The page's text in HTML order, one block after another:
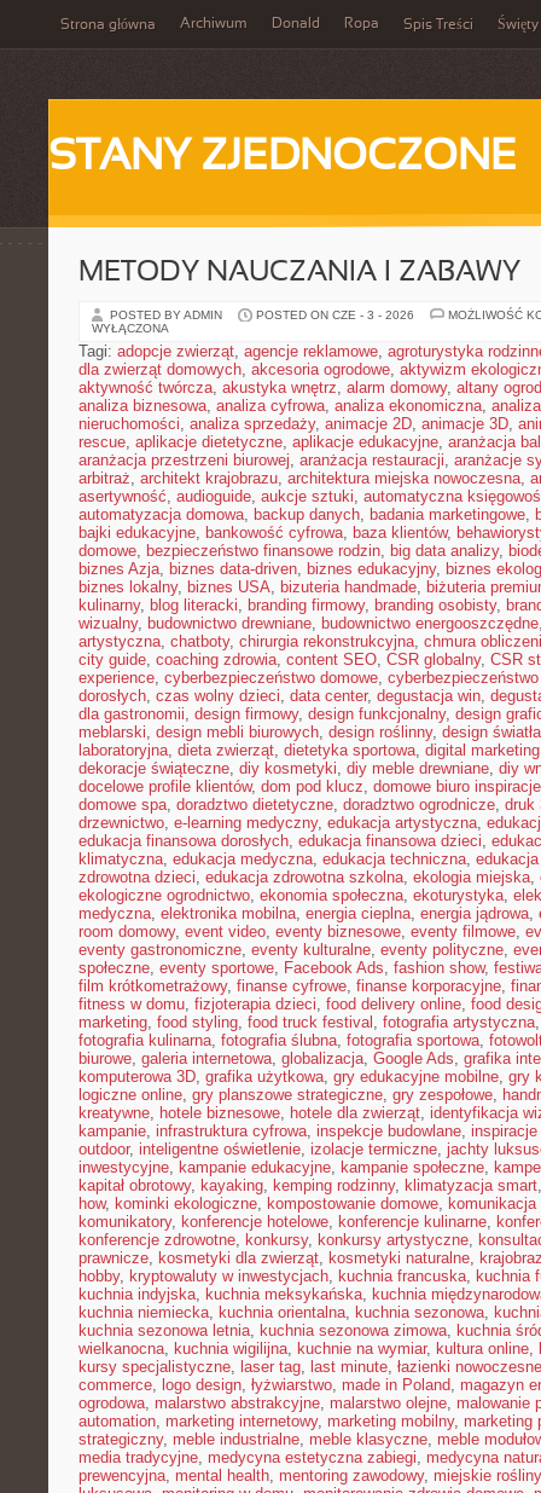
Strona główna Archiwum Donald Ropa Spis Treści Święty
STANY ZJEDNOCZONE
METODY NAUCZANIA I ZABAWY
POSTED BY ADMIN POSTED ON CZE - 3 - 2026
MOŻLIWOŚĆ
WYŁĄCZONA
Tagi: adopcje zwierząt, agencje reklamowe, agroturystyka
dla zwierząt domowych, akcesoria ogrodowe, aktywizm
aktywność twórcza, akustyka wnętrz, alarm domowy, altany
analiza biznesowa, analiza cyfrowa, analiza ekonomiczna,
nieruchomości, analiza sprzedaży, animacje 2D, animacje 3D,
rescue, aplikacje dietetyczne, aplikacje edukacyjne, aranżacja
aranżacja przestrzeni biurowej, aranżacja restauracji, aranżacje
arbitraż, architekt krajobrazu, architektura miejska nowoczesna,
asertywność, audioguide, aukcje sztuki, automatyczna
automatyzacja domowa, backup danych, badania marketingowe,
bajki edukacyjne, bankowość cyfrowa, baza klientów,
domowe, bezpieczeństwo finansowe rodzin, big data analizy,
biznes Azja, biznes data-driven, biznes edukacyjny, biznes
biznes lokalny, biznes USA, bizuteria handmade, biżuteria
kulinarny, blog literacki, branding firmowy, branding osobisty,
wizualny, budownictwo drewniane, budownictwo energooszczędne
artystyczna, chatboty, chirurgia rekonstrukcyjna, chmura
city guide, coaching zdrowia, content SEO, CSR globalny, CSR
experience, cyberbezpieczeństwo domowe,
dorosłych, czas wolny dzieci, data center, degustacja win,
dla gastronomii, design firmowy, design funkcjonalny, design
meblarski, design mebli biurowych, design roślinny, design światła
laboratoryjna, dieta zwierząt, dietetyka sportowa, digital marketing
dekoracje świąteczne, diy kosmetyki, diy meble drewniane, diy
docelowe profile klientów, dom pod klucz, domowe biuro inspiracje
domowe spa, doradztwo dietetyczne, doradztwo ogrodnicze, druk
drzewnictwo, e-learning medyczny, edukacja artystyczna,
edukacja finansowa dorosłych, edukacja finansowa dzieci,
klimatyczna, edukacja medyczna, edukacja techniczna,
zdrowotna dzieci, edukacja zdrowotna szkolna, ekologia miejska,
ekologiczne ogrodnictwo, ekonomia społeczna, ekoturystyka,
medyczna, elektronika mobilna, energia cieplna, energia jądrowa,
room domowy, event video, eventy biznesowe, eventy filmowe,
eventy gastronomiczne, eventy kulturalne, eventy polityczne,
społeczne, eventy sportowe, Facebook Ads, fashion show,
film krótkometrażowy, finanse cyfrowe, finanse korporacyjne,
fitness w domu, fizjoterapia dzieci, food delivery online, food
marketing, food styling, food truck festival , fotografia artystyczna
fotografia kulinarna, fotografia ślubna, fotografia sportowa,
biurowe, galeria internetowa, globalizacja, Google Ads, grafika
komputerowa 3D, grafika użytkowa, gry edukacyjne mobilne, gry
logiczne online, gry planszowe strategiczne, gry zespołowe,
kreatywne, hotele biznesowe, hotele dla zwierząt, identyfikacja
kampanie, infrastruktura cyfrowa, inspekcje budowlane,
outdoor, inteligentne oświetlenie, izolacje termiczne, jachty
inwestycyjne, kampanie edukacyjne, kampanie społeczne,
kapitał obrotowy, kayaking, kemping rodzinny, klimatyzacja smart
how, kominki ekologiczne, kompostowanie domowe, komunikacja
komunikatory, konferencje hotelowe, konferencje kulinarne,
konferencje zdrowotne, konkursy, konkursy artystyczne,
prawnicze, kosmetyki dla zwierząt, kosmetyki naturalne,
hobby, kryptowaluty w inwestycjach, kuchnia francuska, kuchnia
kuchnia indyjska, kuchnia meksykańska, kuchnia
kuchnia niemiecka, kuchnia orientalna, kuchnia sezonowa,
kuchnia sezonowa letnia, kuchnia sezonowa zimowa, kuchnia
wielkanocna, kuchnia wigilijna, kuchnie na wymiar, kultura online,
kursy specjalistyczne, laser tag, last minute, łazienki nowoczesne
commerce, logo design, łyżwiarstwo, made in Poland, magazyn
ogrodowa, malarstwo abstrakcyjne, malarstwo olejne, malowanie
automation, marketing internetowy, marketing mobilny, marketing
strategiczny, meble industrialne, meble klasyczne, meble
media tradycyjne, medycyna estetyczna zabiegi, medycyna
prewencyjna, mental health, mentoring zawodowy, miejskie rośliny